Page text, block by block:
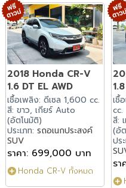
2018 Honda CR-V
1.6 DT EL AWD
เชื้อเพลิง: ดีเซล 1,600 cc.
สี: ขาว, เกียร์ Auto
(อัตโนมัติ)
ประเภท:รถอเนกประสงค์
SUV
ราคา: 699,000 บาท
Honda CR-V ทั้งหมด
เชื้
cc.
สี:
(อั
ปร
ร